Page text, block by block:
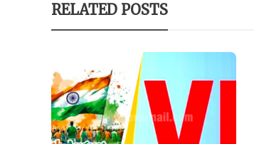
RELATED POSTS